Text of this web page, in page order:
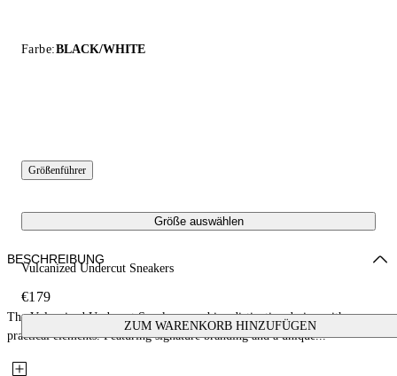
Farbe:BLACK/WHITE
Größenführer
Größe auswählen
Vulcanized Undercut Sneakers
€179
ZUM WARENKORB HINZUFÜGEN
BESCHREIBUNG
The Vulcanized Undercut Sneakers combine distinctive design with
practical elements. Featuring signature branding and a unique...